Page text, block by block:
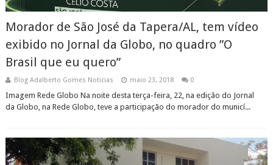
Morador de São José da Tapera/AL, tem vídeo
exibido no Jornal da Globo, no quadro ”O
Brasil que eu quero”
Blog Adalberto Gomes Noticias maio 23, 2018 0
Imagem Rede Globo Na noite desta terça-feira, 22, na edição do Jornal
da Globo, na Rede Globo, teve a participação do morador do municí...